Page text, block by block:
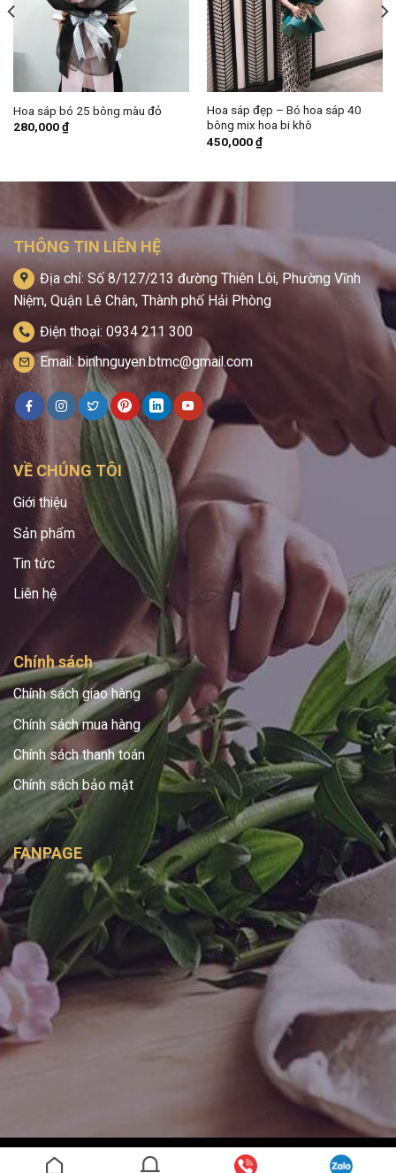
Hoa sáp bó 25 bông màu đỏ
280,000₫
Hoa sáp đẹp – Bó hoa sáp 40
bông mix hoa bi khô
450,000₫
THÔNG TIN LIÊN HỆ
Địa chỉ: Số 8/127/213 đường Thiên Lôi, Phường Vĩnh
Niệm, Quận Lê Chân, Thành phố Hải Phòng
Điện thoại: 0934 211 300
Email: binhnguyen.btmc@gmail.com
VỀ CHÚNG TÔI
Giới thiệu
Sản phẩm
Tin tức
Liên hệ
Chính sách
Chính sách giao hàng
Chính sách mua hàng
Chính sách thanh toán
Chính sách bảo mật
FANPAGE
Copyright 2026 © Bình Handmade - Được phát triển bởiSAGO